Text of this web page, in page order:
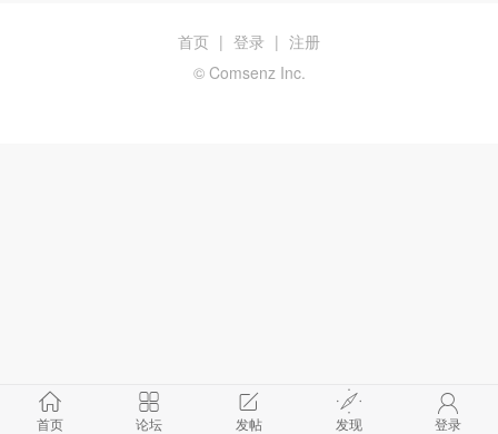
首页 论坛 发帖 发现 登录
首页 | 登录 | 注册
© Comsenz Inc.